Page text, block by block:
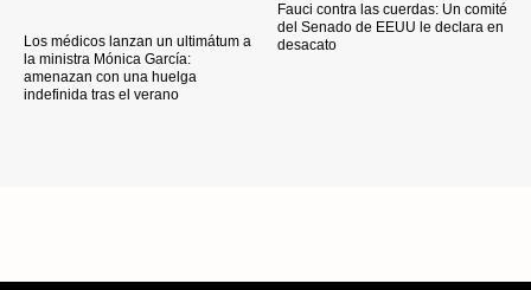
Los médicos lanzan un ultimátum a
la ministra Mónica García:
amenazan con una huelga
indefinida tras el verano
Fauci contra las cuerdas: Un comité
del Senado de EEUU le declara en
desacato